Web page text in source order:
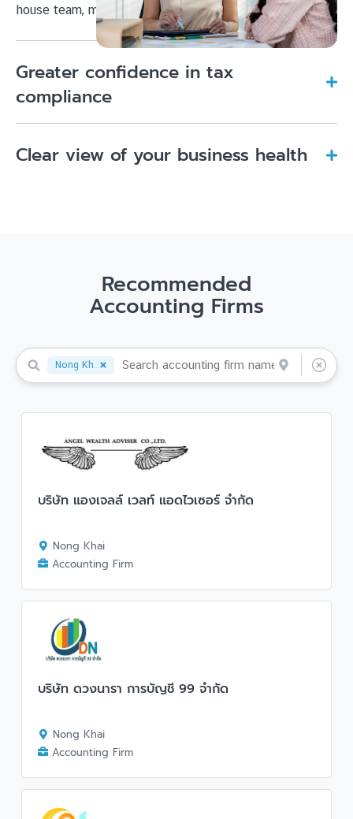
house team, making your start simple and agile.
Greater confidence in tax
compliance
Clear view of your business health
Recommended
Accounting Firms
Nong Khai
บริษัท แองเจลล์ เวลท์ แอดไวเซอร์ จำกัด
Nong Khai
Accounting Firm
บริษัท ดวงนารา การบัญชี 99 จำกัด
Nong Khai
Accounting Firm